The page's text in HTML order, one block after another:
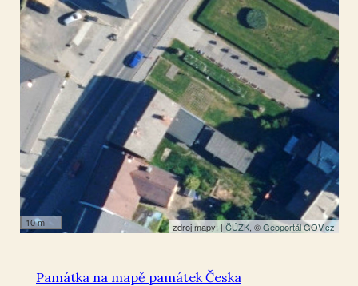
10 m zdroj mapy: | ČÚZK, ©Geoportál GOV.cz
Socha
Památka na mapě památek Česka